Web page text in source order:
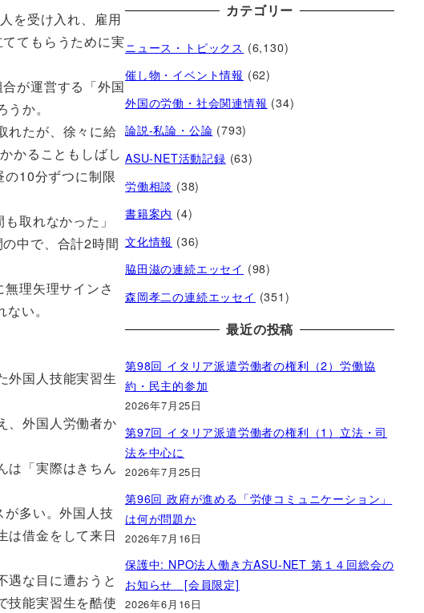
を受け入れ、雇用
てもらうために実
が運営する「外国
か。
れたが、徐々に給
かることもしばし
10分ずつに制限
取れなかった」
中で、合計2時間
理矢理サインさ
い。
外国人技能実習生
、外国人労働者か
は「実際はきちん
多い。外国人技
は借金をして来日
遇な目に遭おうと
技能実習生を酷使
カテゴリー
ニュース・トピックス (6,130)
催し物・イベント情報 (62)
外国の労働・社会関連情報 (34)
論説-私論・公論 (793)
ASU-NET活動記録 (63)
労働相談 (38)
書籍案内 (4)
文化情報 (36)
脇田滋の連続エッセイ (98)
森岡孝二の連続エッセイ (351)
最近の投稿
第98回 イタリア派遣労働者の権利（2）労働協
約・民主的参加
2026年7月25日
第97回 イタリア派遣労働者の権利（1）立法・司
法を中心に
2026年7月25日
第96回 政府が進める「労使コミュニケーション」
は何が問題か
2026年7月16日
保護中: NPO法人働き方ASU-NET 第１４回総会の
お知らせ [会員限定]
2026年6月16日